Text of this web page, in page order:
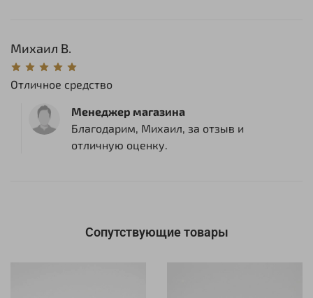
Михаил В.
Отличное средство
Менеджер магазина
Благодарим, Михаил, за отзыв и
отличную оценку.
Сопутствующие товары